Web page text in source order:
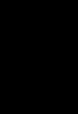
Hitler,
und
oder des